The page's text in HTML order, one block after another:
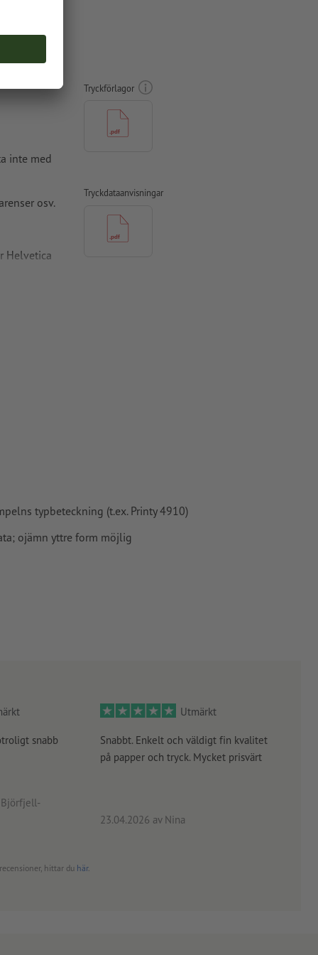
Printer
inte med
osv.
Helvetica
Tryckförlagor
Tryckdataanvisningar
typbeteckning (t.ex. Printy 4910)
ojämn yttre form möjlig
snabb
Björfjell-
Utmärkt
Snabbt. Enkelt och väldigt fin kvalitet
på papper och tryck. Mycket prisvärt
23.04.2026 av Nina
hittar du här.